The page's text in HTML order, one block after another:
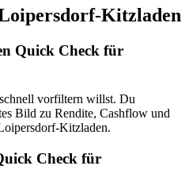
Kitzladen
Quick Check für
vorfiltern willst. Du
Bild zu Rendite, Cashflow und
Kitzladen.
Check für